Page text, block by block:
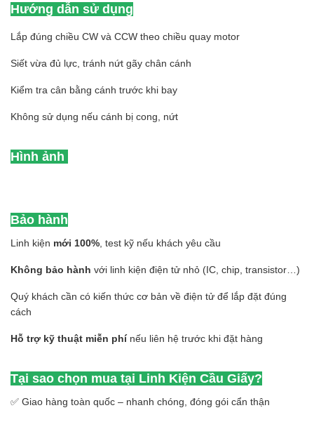
Hướng dẫn sử dụng
Lắp đúng chiều CW và CCW theo chiều quay motor
Siết vừa đủ lực, tránh nứt gãy chân cánh
Kiểm tra cân bằng cánh trước khi bay
Không sử dụng nếu cánh bị cong, nứt
Hình ảnh
Bảo hành
Linh kiện mới 100% , test kỹ nếu khách yêu cầu
Không bảo hành với linh kiện điện tử nhỏ (IC, chip, transistor…)
Quý khách cần có kiến thức cơ bản về điện tử để lắp đặt đúng
cách
Hỗ trợ kỹ thuật miễn phínếu liên hệ trước khi đặt hàng
Tại sao chọn mua tại Linh Kiện Cầu Giấy?
✅ Giao hàng toàn quốc – nhanh chóng, đóng gói cẩn thận